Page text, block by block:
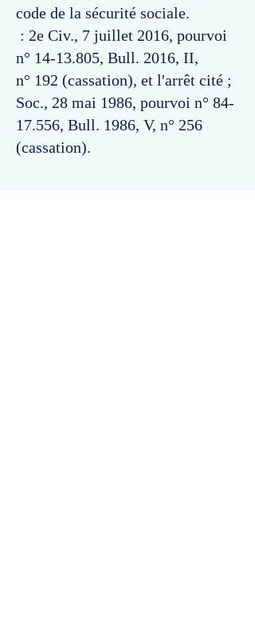
code de la sécurité sociale.
: 2e Civ., 7 juillet 2016, pourvoi
n° 14-13.805, Bull. 2016, II,
n° 192 (cassation), et l'arrêt cité ;
Soc., 28 mai 1986, pourvoi n° 84-
17.556, Bull. 1986, V, n° 256
(cassation).